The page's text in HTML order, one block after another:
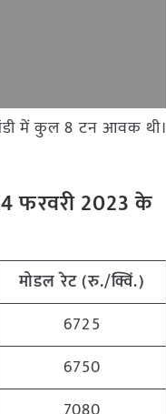
में कुल 8 टन आवक थी।
फरवरी 2023 के
मोडल रेट (रु./क्विं.)
6725
6750